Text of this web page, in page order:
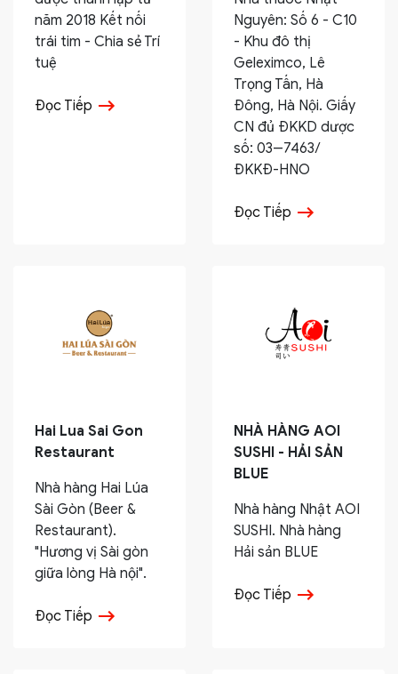
năm 2018 Kết nối
trái tim - Chia sẻ Trí
tuệ
Đọc Tiếp
Nguyên: Số 6 - C10
- Khu đô thị
Geleximco, Lê
Trọng Tấn, Hà
Đông, Hà Nội. Giấy
CN đủ ĐKKD dược
số: 03--7463/
ĐKKĐ-HNO
Đọc Tiếp
Hai Lua Sai Gon
Restaurant
Nhà hàng Hai Lúa
Sài Gòn (Beer &
Restaurant).
"Hương vị Sài gòn
giữa lòng Hà nội".
Đọc Tiếp
NHÀ HÀNG AOI
SUSHI - HẢI SẢN
BLUE
Nhà hàng Nhật AOI
SUSHI. Nhà hàng
Hải sản BLUE
Đọc Tiếp